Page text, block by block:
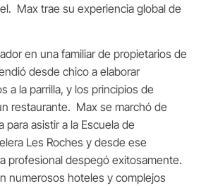
Max trae su experiencia global de
en una familiar de propietarios de
desde chico a elaborar
a la parrilla, y los principios de
restaurante. Max se marchó de
para asistir a la Escuela de
Les Roches y desde ese
profesional despegó exitosamente.
numerosos hoteles y complejos